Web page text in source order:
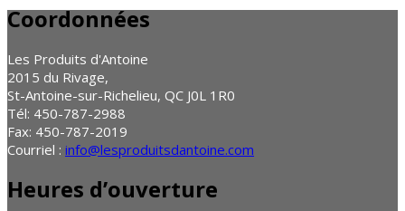
Coordonnées
Les Produits d'Antoine
2015 du Rivage,
St-Antoine-sur-Richelieu, QC J0L 1R0
Tél: 450-787-2988
Fax: 450-787-2019
Courriel : info@lesproduitsdantoine.com
Heures d’ouverture